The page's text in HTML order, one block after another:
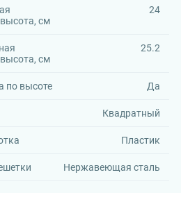
см
24
см
25.2
по высоте Да
Квадратный
Пластик
Нержавеющая сталь